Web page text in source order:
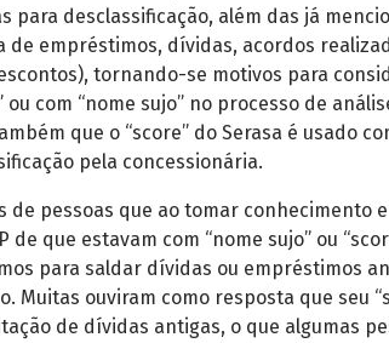
para desclassificação, além das já
de empréstimos, dívidas, acordos
tornando-se motivos para
ou com “nome sujo” no processo de
que o “score” do Serasa é usado
pela concessionária.
de pessoas que ao tomar conhecimento
de que estavam com “nome sujo” ou
para saldar dívidas ou empréstimos
Muitas ouviram como resposta que seu
de dívidas antigas, o que algumas